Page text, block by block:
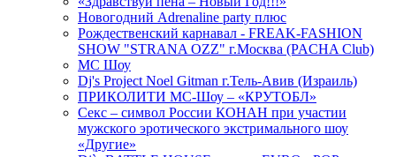
Новогодний Adrenaline party плюс
Рождественский карнавал - FREAK-FASHION
SHOW "STRANA OZZ" г.Москва (PACHA Club)
MC Шоу
Dj's Project Noel Gitman г.Тель-Авив (Израиль)
ПРИКОЛИТИ МС-Шоу – «КРУТОБЛ»
Секс – символ России КОНАН при участии
мужского эротического экстримального шоу
«Другие»